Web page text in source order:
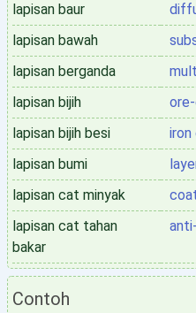
lapisan baur
lapisan bawah
lapisan berganda
lapisan bijih
lapisan bijih besi
iron
lapisan bumi
lapisan cat minyak
lapisan cat tahan
bakar
Contoh